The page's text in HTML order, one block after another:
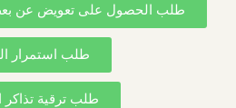
طلب الحصول على تعويض عن بعض
طلب استمرار
طلب ترقية تذاكر